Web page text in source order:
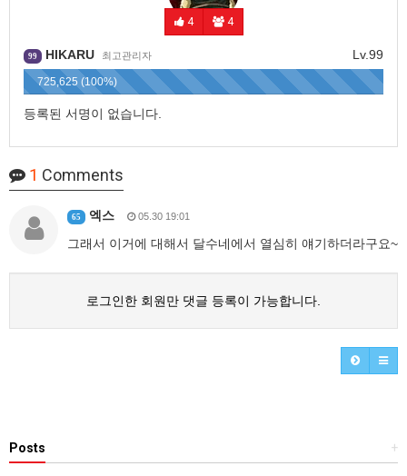
4 4
Lv.99
99 HIKARU 최고관리자
725,625 (100%)
등록된 서명이 없습니다.
1 Comments
65 엑스 05.30 19:01
그래서 이거에 대해서 달수네에서 열심히 얘기하더라구요~
로그인한 회원만 댓글 등록이 가능합니다.
+
Posts